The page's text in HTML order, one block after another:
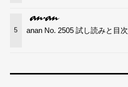
5 anan No. 2505 試し読みと目次